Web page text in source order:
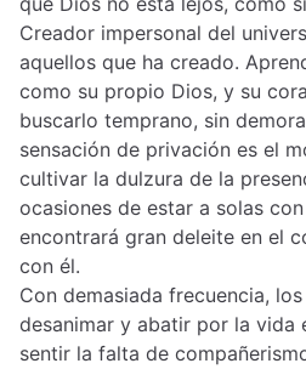
Creador impersonal del
aquellos que ha creado.
como su propio Dios, y su
buscarlo temprano, sin
sensación de privación es el
cultivar la dulzura de la
ocasiones de estar a solas
encontrará gran deleite en el
con él.
Con demasiada frecuencia,
desanimar y abatir por la vida
sentir la falta de